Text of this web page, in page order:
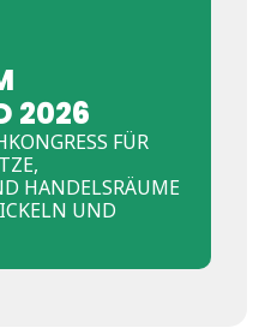
2026
FÜR
HANDELSRÄUME
UND